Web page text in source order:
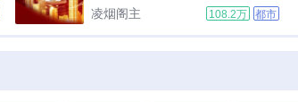
远比江湖更为险恶。千帆竞渡百舸
凌烟阁主 108.2万 都市